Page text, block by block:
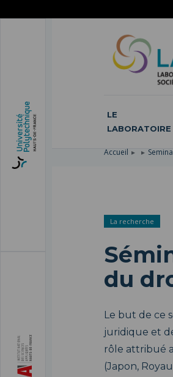
LE
LABORATOIRE
Accueil
La recherche
du
Le but de ce
juridique et
rôle attribué
(Japon,